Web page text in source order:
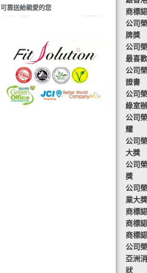
可靠送給親愛的您
◆ 熱烈恭賀,FIT SOLUTION除獲得嚴
合香港食品標準,不含重金屬,農藥,細
菌,並頒發香港優質正印.
◆ 熱烈恭賀,FIT SOLUTION細胞營養
榮獲澳門廚皇協會頒發-我最喜愛的健
康飲品金獎
商標
公司
牌獎
公司
最喜
公司
證書
公司
綠室
公司
耀
公司
大獎
公司
獎
公司
業大獎
商標
商標
商標
公司
亞洲
狀